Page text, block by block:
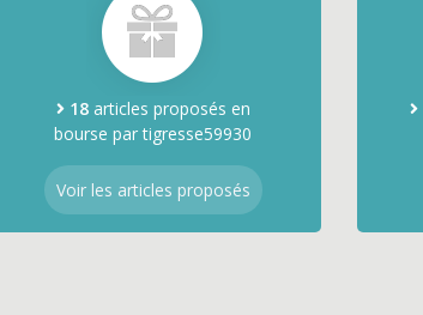
18articles proposés en
bourse par tigresse59930
Voir les articles proposés